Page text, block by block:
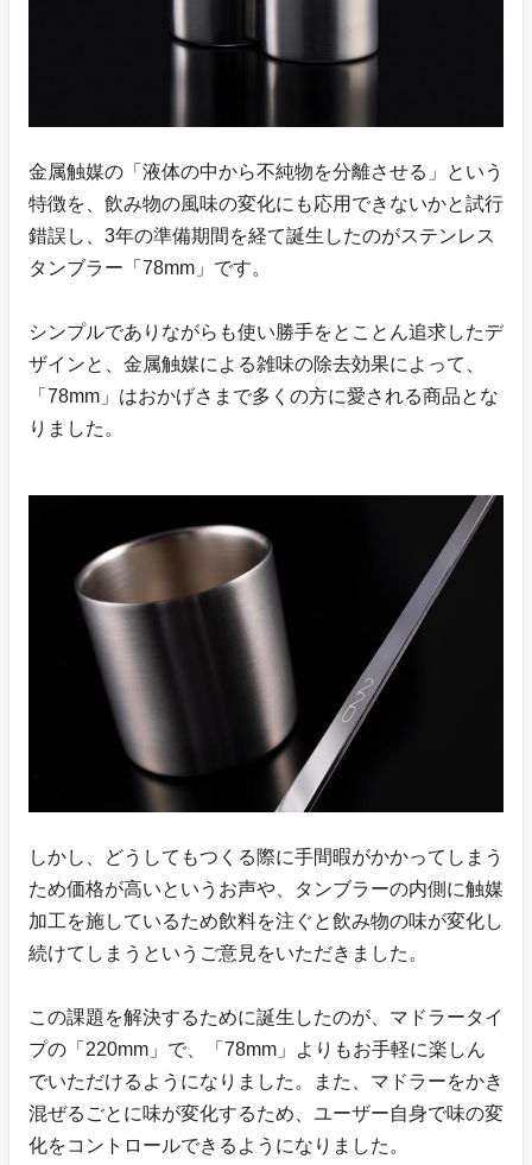
金属触媒の「液体の中から不純物を分離させる」という
特徴を、飲み物の風味の変化にも応用できないかと試行
錯誤し、3年の準備期間を経て誕生したのがステンレス
タンブラー「78mm」です。
シンプルでありながらも使い勝手をとことん追求したデ
ザインと、金属触媒による雑味の除去効果によって、
「78mm」はおかげさまで多くの方に愛される商品とな
りました。
しかし、どうしてもつくる際に手間暇がかかってしまう
ため価格が高いというお声や、タンブラーの内側に触媒
加工を施しているため飲料を注ぐと飲み物の味が変化し
続けてしまうというご意見をいただきました。
この課題を解決するために誕生したのが、マドラータイ
プの「220mm」で、「78mm」よりもお手軽に楽しん
でいただけるようになりました。また、マドラーをかき
混ぜるごとに味が変化するため、ユーザー自身で味の変
化をコントロールできるようになりました。